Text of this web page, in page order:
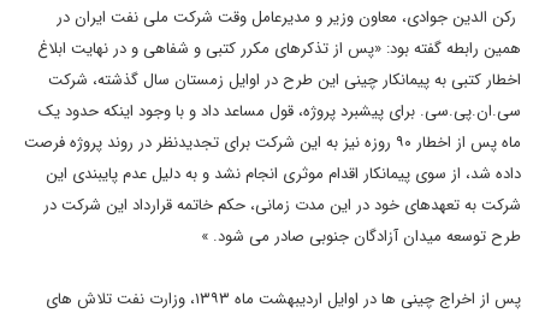
رکن الدین جوادی، معاون وزیر و مدیرعامل وقت شرکت ملی نفت ایران در
همین رابطه گفته بود: «پس از تذکرهای مکرر کتبی و شفاهی و در نهایت ابلاغ
اخطار کتبی به پیمانکار چینی این طرح در اوایل زمستان سال گذشته، شرکت
سی.ان.پی.سی. برای پیشبرد پروژه، قول مساعد داد و با وجود اینکه حدود یک
ماه پس از اخطار ٩٠ روزه نیز به این شرکت برای تجدیدنظر در روند پروژه فرصت
داده شد، از سوی پیمانکار اقدام موثری انجام نشد و به دلیل عدم پایبندی این
شرکت به تعهدهای خود در این مدت زمانی، حکم خاتمه قرارداد این شرکت در
طرح توسعه میدان آزادگان جنوبی صادر می شود. »
پس از اخراج چینی ها در اوایل اردیبهشت ماه ١٣٩٣، وزارت نفت تلاش های